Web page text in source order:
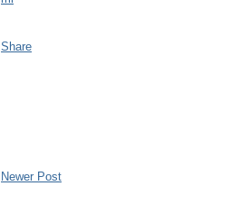
Share
Newer Post